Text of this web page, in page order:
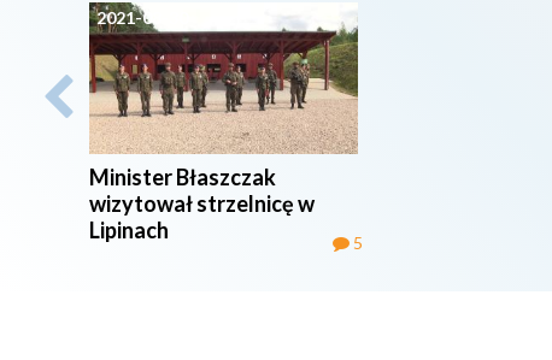
2021-08-30
Minister Błaszczak
wizytował strzelnicę w
Lipinach
5